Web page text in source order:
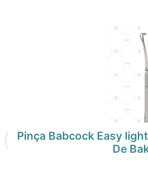
Pinça Babcock Easy
De